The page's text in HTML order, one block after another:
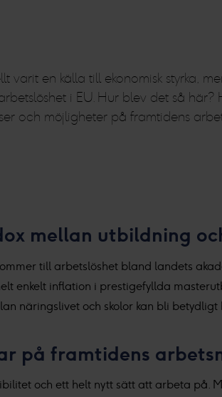
en källa till ekonomisk styrka,
i EU. Hur blev det så här?
och möjligheter på framtidens
mellan utbildning
till arbetslöshet bland landets
enkelt inflation i prestigefyllda
näringslivet och skolor kan bli betydligt
på framtidens
och ett helt nytt sätt att arbeta på.